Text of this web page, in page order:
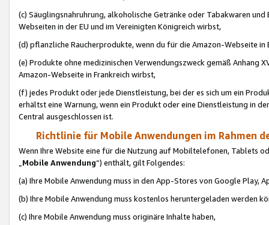
(c) Säuglingsnahruhrung, alkoholische Getränke oder Tabakwaren
Webseiten in der EU und im Vereinigten Königreich wirbst,
(d) pflanzliche Raucherprodukte, wenn du für die Amazon-Webseite in
(e) Produkte ohne medizinischen Verwendungszweck gemäß Anhang
Amazon-Webseite in Frankreich wirbst,
(f) jedes Produkt oder jede Dienstleistung, bei der es sich um ein
erhältst eine Warnung, wenn ein Produkt oder eine Dienstleistung in
Central ausgeschlossen ist.
Richtlinie für Mobile Anwendungen im Rahmen
Wenn Ihre Website eine für die Nutzung auf Mobiltelefonen, Tablets
„Mobile Anwendung“) enthält, gilt Folgendes:
(a) Ihre Mobile Anwendung muss in den App-Stores von Google Play,
(b) Ihre Mobile Anwendung muss kostenlos heruntergeladen werden
(c) Ihre Mobile Anwendung muss originäre Inhalte haben,